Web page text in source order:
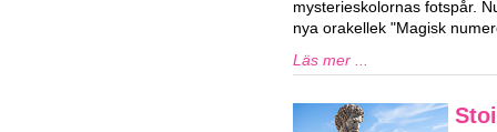
mysterieskolornas fotspår.
nya orakellek "Magisk
Läs mer ...